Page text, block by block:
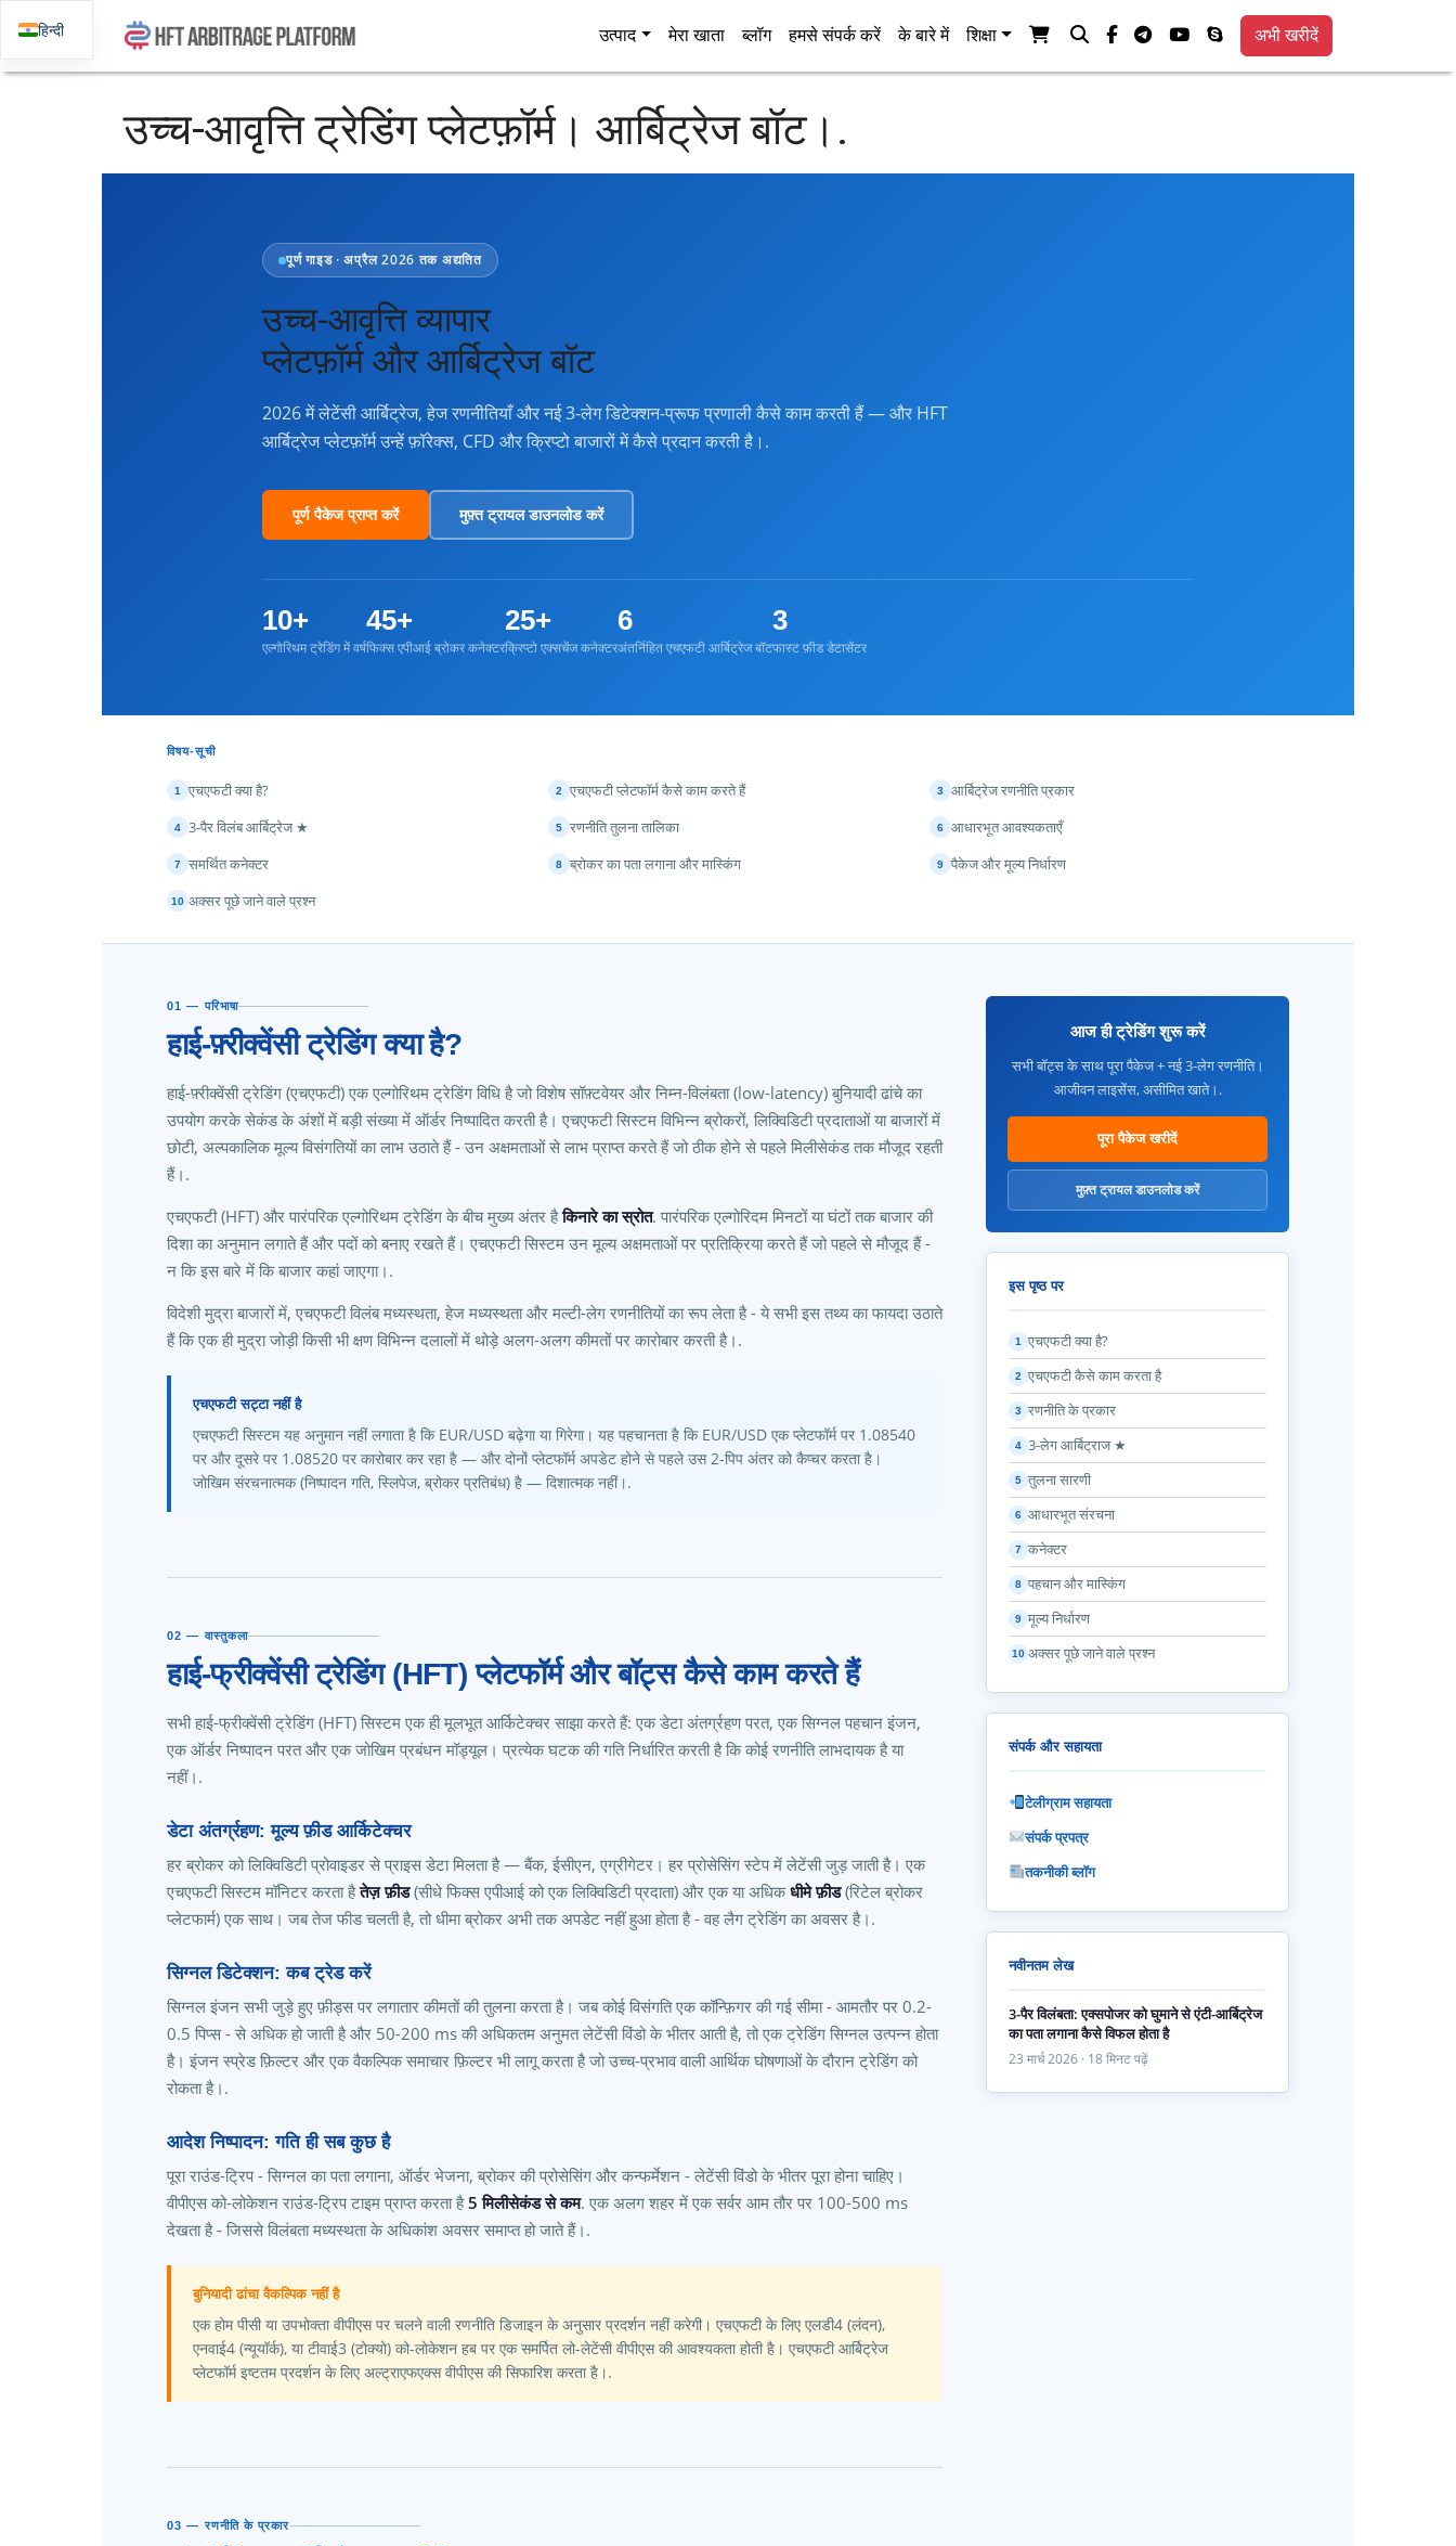
उत्पाद मेरा खाता ब्लॉग हमसे संपर्क करें के बारे में शिक्षा अपना शॉपिंग कार्ट देखें
खोजफेसबुक-एफ
टेलीग्रामयूट्यूबस्काइपअभी खरीदें
उच्च-आवृत्ति ट्रेडिंग प्लेटफ़ॉर्म। आर्बिट्रेज बॉट।.
पूर्ण गाइड · अप्रैल 2026 तक अद्यतित
उच्च-आवृत्ति व्यापार
प्लेटफ़ॉर्म औरआर्बिट्रेज बॉट
2026 में लेटेंसी आर्बिट्रेज, हेज रणनीतियाँ और नई 3-लेग डिटेक्शन-प्रूफ प्रणाली कैसे काम करती हैं — और HFT
आर्बिट्रेज प्लेटफ़ॉर्म उन्हें फ़ॉरेक्स, CFD और क्रिप्टो बाजारों में कैसे प्रदान करती है।.
पूर्ण पैकेज प्राप्त करें मुफ़्त ट्रायल डाउनलोड करें
10+
एल्गोरिथम ट्रेडिंग में वर्ष
45+
फिक्स एपीआई ब्रोकर कनेक्टर
25+
क्रिप्टो एक्सचेंज कनेक्टर
6
अंतर्निहित एचएफटी आर्बिट्रेज बॉट
3
फास्ट फ़ीड डेटासेंटर
विषय-सूची
1 एचएफटी क्या है? 2 एचएफटी प्लेटफॉर्म कैसे काम करते हैं 3 आर्बिट्रेज रणनीति प्रकार
4 3-पैर विलंब आर्बिट्रेज ★ 5 रणनीति तुलना तालिका 6 आधारभूत आवश्यकताएँ
7 समर्थित कनेक्टर 8 ब्रोकर का पता लगाना और मास्किंग 9 पैकेज और मूल्य निर्धारण
10 अक्सर पूछे जाने वाले प्रश्न
01 — परिभाषा
हाई-फ़्रीक्वेंसी ट्रेडिंग क्या है?
हाई-फ़्रीक्वेंसी ट्रेडिंग (एचएफटी) एक एल्गोरिथम ट्रेडिंग विधि है जो विशेष सॉफ़्टवेयर और निम्न-विलंबता (low-latency) बुनियादी ढांचे का
उपयोग करके सेकंड के अंशों में बड़ी संख्या में ऑर्डर निष्पादित करती है। एचएफटी सिस्टम विभिन्न ब्रोकरों, लिक्विडिटी प्रदाताओं या बाजारों में
छोटी, अल्पकालिक मूल्य विसंगतियों का लाभ उठाते हैं - उन अक्षमताओं से लाभ प्राप्त करते हैं जो ठीक होने से पहले मिलीसेकंड तक मौजूद रहती
हैं।.
एचएफटी (HFT) और पारंपरिक एल्गोरिथम ट्रेडिंग के बीच मुख्य अंतर हैकिनारे का स्रोत. पारंपरिक एल्गोरिदम मिनटों या घंटों तक बाजार की
दिशा का अनुमान लगाते हैं और पदों को बनाए रखते हैं। एचएफटी सिस्टम उन मूल्य अक्षमताओं पर प्रतिक्रिया करते हैं जो पहले से मौजूद हैं -
न कि इस बारे में कि बाजार कहां जाएगा।.
विदेशी मुद्रा बाजारों में, एचएफटी विलंब मध्यस्थता, हेज मध्यस्थता और मल्टी-लेग रणनीतियों का रूप लेता है - ये सभी इस तथ्य का फायदा उठाते
हैं कि एक ही मुद्रा जोड़ी किसी भी क्षण विभिन्न दलालों में थोड़े अलग-अलग कीमतों पर कारोबार करती है।.
एचएफटी सट्टा नहीं है
एचएफटी सिस्टम यह अनुमान नहीं लगाता है कि EUR/USD बढ़ेगा या गिरेगा। यह पहचानता है कि EUR/USD एक प्लेटफॉर्म पर 1.08540
पर और दूसरे पर 1.08520 पर कारोबार कर रहा है — और दोनों प्लेटफॉर्म अपडेट होने से पहले उस 2-पिप अंतर को कैप्चर करता है।
जोखिम संरचनात्मक (निष्पादन गति, स्लिपेज, ब्रोकर प्रतिबंध) है — दिशात्मक नहीं।.
02 — वास्तुकला
हाई-फ्रीक्वेंसी ट्रेडिंग (HFT) प्लेटफॉर्म और बॉट्स कैसे काम करते हैं
सभी हाई-फ्रीक्वेंसी ट्रेडिंग (HFT) सिस्टम एक ही मूलभूत आर्किटेक्चर साझा करते हैं: एक डेटा अंतर्ग्रहण परत, एक सिग्नल पहचान इंजन,
एक ऑर्डर निष्पादन परत और एक जोखिम प्रबंधन मॉड्यूल। प्रत्येक घटक की गति निर्धारित करती है कि कोई रणनीति लाभदायक है या
नहीं।.
डेटा अंतर्ग्रहण: मूल्य फ़ीड आर्किटेक्चर
हर ब्रोकर को लिक्विडिटी प्रोवाइडर से प्राइस डेटा मिलता है — बैंक, ईसीएन, एग्रीगेटर। हर प्रोसेसिंग स्टेप में लेटेंसी जुड़ जाती है। एक
एचएफटी सिस्टम मॉनिटर करता हैतेज़ फ़ीड(सीधे फिक्स एपीआई को एक लिक्विडिटी प्रदाता) और एक या अधिकधीमे फ़ीड(रिटेल ब्रोकर
प्लेटफार्म) एक साथ। जब तेज फीड चलती है, तो धीमा ब्रोकर अभी तक अपडेट नहीं हुआ होता है - वह लैग ट्रेडिंग का अवसर है।.
सिग्नल डिटेक्शन: कब ट्रेड करें
सिग्नल इंजन सभी जुड़े हुए फ़ीड्स पर लगातार कीमतों की तुलना करता है। जब कोई विसंगति एक कॉन्फ़िगर की गई सीमा - आमतौर पर 0.2-
0.5 पिप्स - से अधिक हो जाती है और 50-200 ms की अधिकतम अनुमत लेटेंसी विंडो के भीतर आती है, तो एक ट्रेडिंग सिग्नल उत्पन्न होता
है। इंजन स्प्रेड फ़िल्टर और एक वैकल्पिक समाचार फ़िल्टर भी लागू करता है जो उच्च-प्रभाव वाली आर्थिक घोषणाओं के दौरान ट्रेडिंग को
रोकता है।.
आदेश निष्पादन: गति ही सब कुछ है
पूरा राउंड-ट्रिप - सिग्नल का पता लगाना, ऑर्डर भेजना, ब्रोकर की प्रोसेसिंग और कन्फर्मेशन - लेटेंसी विंडो के भीतर पूरा होना चाहिए।
वीपीएस को-लोकेशन राउंड-ट्रिप टाइम प्राप्त करता है5 मिलीसेकंड से कम. एक अलग शहर में एक सर्वर आम तौर पर 100-500 ms
देखता है - जिससे विलंबता मध्यस्थता के अधिकांश अवसर समाप्त हो जाते हैं।.
बुनियादी ढांचा वैकल्पिक नहीं है
एक होम पीसी या उपभोक्ता वीपीएस पर चलने वाली रणनीति डिजाइन के अनुसार प्रदर्शन नहीं करेगी। एचएफटी के लिए एलडी4 (लंदन),
एनवाई4 (न्यूयॉर्क), या टीवाई3 (टोक्यो) को-लोकेशन हब पर एक समर्पित लो-लेटेंसी वीपीएस की आवश्यकता होती है। एचएफटी आर्बिट्रेज
प्लेटफॉर्म इष्टतम प्रदर्शन के लिए अल्ट्राएफएक्स वीपीएस की सिफारिश करता है।.
03 — रणनीति के प्रकार
आज ही ट्रेडिंग शुरू करें
सभी बॉट्स के साथ पूरा पैकेज + नई 3-लेग रणनीति।
आजीवन लाइसेंस, असीमित खाते।.
पूरा पैकेज खरीदें
मुफ़्त ट्रायल डाउनलोड करें
इस पृष्ठ पर
1 एचएफटी क्या है?
2 एचएफटी कैसे काम करता है
3 रणनीति के प्रकार
4 3-लेग आर्बिट्राज ★
5 तुलना सारणी
6 आधारभूत संरचना
7 कनेक्टर
8 पहचान और मास्किंग
9 मूल्य निर्धारण
10 अक्सर पूछे जाने वाले प्रश्न
संपर्क और सहायता
टेलीग्राम सहायता
संपर्क प्रपत्र
तकनीकी ब्लॉग
नवीनतम लेख
3-पैर विलंबता: एक्सपोजर को घुमाने से एंटी-आर्बिट्रेज
का पता लगाना कैसे विफल होता है
23 मार्च 2026 · 18 मिनट पढ़ें
हिन्दी